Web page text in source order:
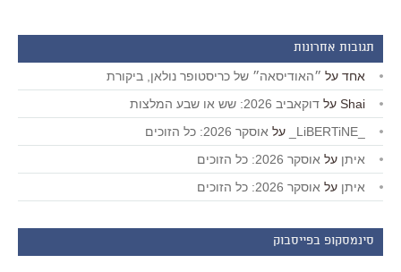
תגובות אחרונות
אחד על ״האודיסאה״ של כריסטופר נולאן, ביקורת
Shai על דוקאביב 2026: שש או שבע המלצות
על אוסקר 2026: כל הזוכים
איתן על אוסקר 2026: כל הזוכים
איתן על אוסקר 2026: כל הזוכים
סינמסקופ בפייסבוק